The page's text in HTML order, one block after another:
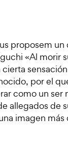
proposem
«Al morir
cierta
por el
como un ser
allegados de
imagen